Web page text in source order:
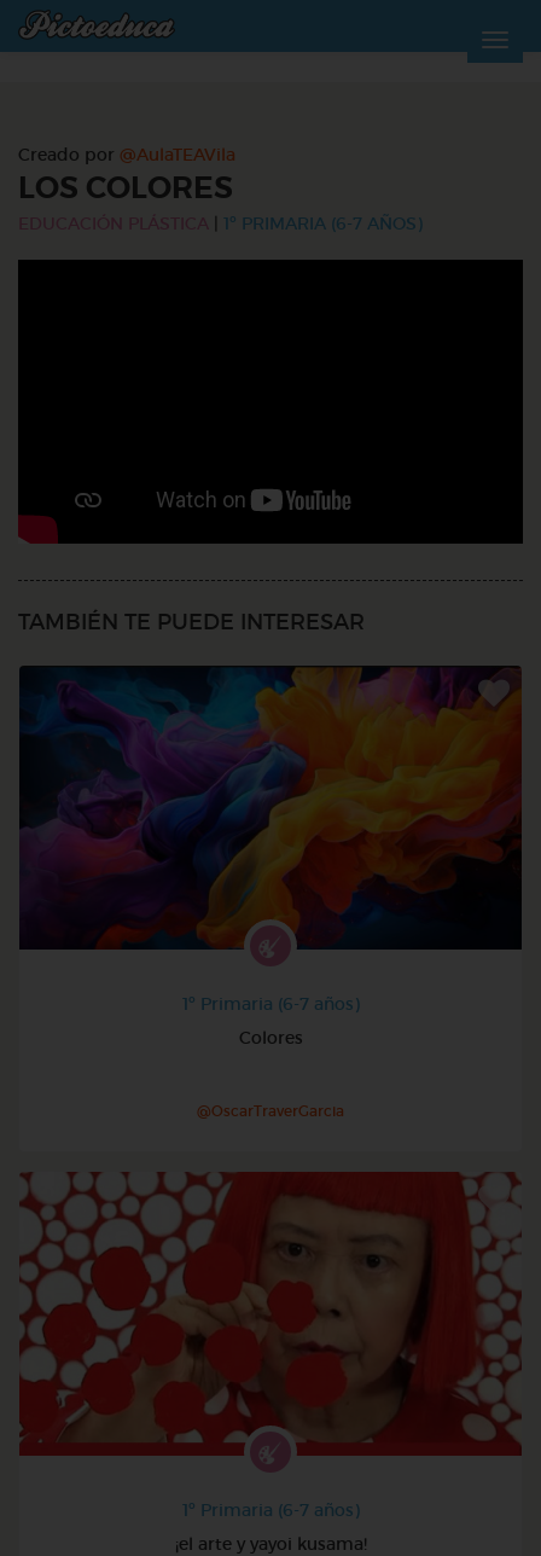
Creado por @AulaTEAVila
LOS COLORES
EDUCACIÓN PLÁSTICA 1º PRIMARIA (6-7 AÑOS)
TAMBIÉN TE PUEDE INTERESAR
1º Primaria (6-7 años)
Colores
@OscarTraverGarcia
1º Primaria (6-7 años)
¡el arte y yayoi kusama!